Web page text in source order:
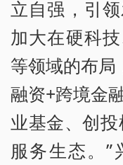
立自强，引
加大在硬科
等领域的布局
融资+跨境金
业基金、创投
服务生态。”